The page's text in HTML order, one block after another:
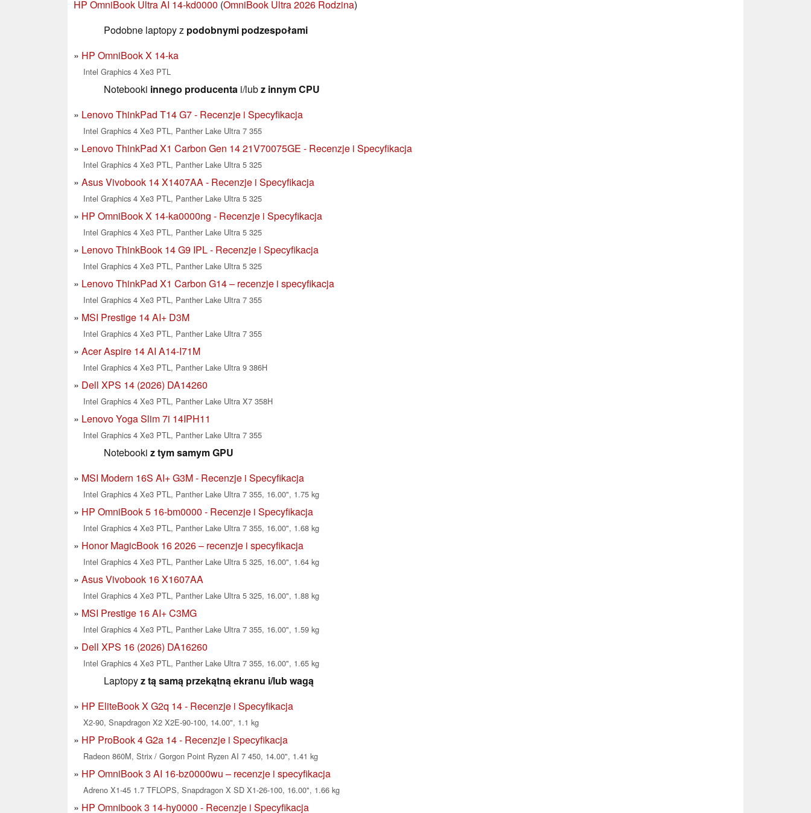
HP OmniBook Ultra AI 14-kd0000 (OmniBook Ultra 2026 Rodzina)
Podobne laptopy z podobnymi podzespołami
HP OmniBook X 14-ka
Intel Graphics 4 Xe3 PTL
Notebooki innego producenta i/lubz innym CPU
Lenovo ThinkPad T14 G7 - Recenzje i Specyfikacja
Intel Graphics 4 Xe3 PTL, Panther Lake Ultra 7 355
Lenovo ThinkPad X1 Carbon Gen 14 21V70075GE - Recenzje i Specyfikacja
Intel Graphics 4 Xe3 PTL, Panther Lake Ultra 5 325
Asus Vivobook 14 X1407AA - Recenzje i Specyfikacja
Intel Graphics 4 Xe3 PTL, Panther Lake Ultra 5 325
HP OmniBook X 14-ka0000ng - Recenzje i Specyfikacja
Intel Graphics 4 Xe3 PTL, Panther Lake Ultra 5 325
Lenovo ThinkBook 14 G9 IPL - Recenzje i Specyfikacja
Intel Graphics 4 Xe3 PTL, Panther Lake Ultra 5 325
Lenovo ThinkPad X1 Carbon G14 – recenzje i specyfikacja
Intel Graphics 4 Xe3 PTL, Panther Lake Ultra 7 355
MSI Prestige 14 AI+ D3M
Intel Graphics 4 Xe3 PTL, Panther Lake Ultra 7 355
Acer Aspire 14 AI A14-I71M
Intel Graphics 4 Xe3 PTL, Panther Lake Ultra 9 386H
Dell XPS 14 (2026) DA14260
Intel Graphics 4 Xe3 PTL, Panther Lake Ultra X7 358H
Lenovo Yoga Slim 7i 14IPH11
Intel Graphics 4 Xe3 PTL, Panther Lake Ultra 7 355
Notebooki z tym samym GPU
MSI Modern 16S AI+ G3M - Recenzje i Specyfikacja
Intel Graphics 4 Xe3 PTL, Panther Lake Ultra 7 355, 16.00", 1.75 kg
HP OmniBook 5 16-bm0000 - Recenzje i Specyfikacja
Intel Graphics 4 Xe3 PTL, Panther Lake Ultra 7 355, 16.00", 1.68 kg
Honor MagicBook 16 2026 – recenzje i specyfikacja
Intel Graphics 4 Xe3 PTL, Panther Lake Ultra 5 325, 16.00", 1.64 kg
Asus Vivobook 16 X1607AA
Intel Graphics 4 Xe3 PTL, Panther Lake Ultra 5 325, 16.00", 1.88 kg
MSI Prestige 16 AI+ C3MG
Intel Graphics 4 Xe3 PTL, Panther Lake Ultra 7 355, 16.00", 1.59 kg
Dell XPS 16 (2026) DA16260
Intel Graphics 4 Xe3 PTL, Panther Lake Ultra 7 355, 16.00", 1.65 kg
Laptopyz tą samą przekątną ekranu i/lub wagą
HP EliteBook X G2q 14 - Recenzje i Specyfikacja
X2-90, Snapdragon X2 X2E-90-100, 14.00", 1.1 kg
HP ProBook 4 G2a 14 - Recenzje i Specyfikacja
Radeon 860M, Strix / Gorgon Point Ryzen AI 7 450, 14.00", 1.41 kg
HP OmniBook 3 AI 16-bz0000wu – recenzje i specyfikacja
Adreno X1-45 1.7 TFLOPS, Snapdragon X SD X1-26-100, 16.00", 1.66 kg
HP Omnibook 3 14-hy0000 - Recenzje i Specyfikacja